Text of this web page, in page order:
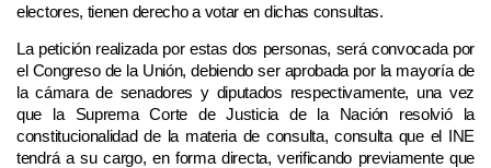
electores, tienen derecho a votar en dichas consultas.
La petición realizada por estas dos personas, será convocada por
el Congreso de la Unión, debiendo ser aprobada por la mayoría de
la cámara de senadores y diputados respectivamente, una vez
que la Suprema Corte de Justicia de la Nación resolvió la
constitucionalidad de la materia de consulta, consulta que el INE
tendrá a su cargo, en forma directa, verificando previamente que